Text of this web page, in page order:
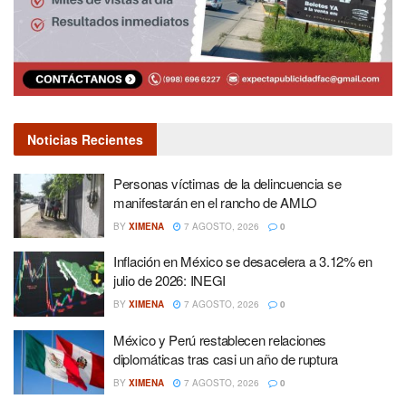
Noticias Recientes
Personas víctimas de la delincuencia se
manifestarán en el rancho de AMLO
BY XIMENA 7 AGOSTO, 2026 0
Inflación en México se desacelera a 3.12% en
julio de 2026: INEGI
BY XIMENA 7 AGOSTO, 2026 0
México y Perú restablecen relaciones
diplomáticas tras casi un año de ruptura
BY XIMENA 7 AGOSTO, 2026 0